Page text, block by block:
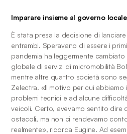
Imparare insieme al governo locale
È stata presa la decisione di
entrambi. Speravano di essere i
pandemia ha leggermente
globale di servizi di micromobilità
mentre altre quattro società sono
Zelectra. «Il motivo per cui
problemi tecnici e ad alcune
veicoli. Certo, avevamo sentito dire
ostacoli, ma non ci rendevamo
realmente», ricorda Eugine. Ad